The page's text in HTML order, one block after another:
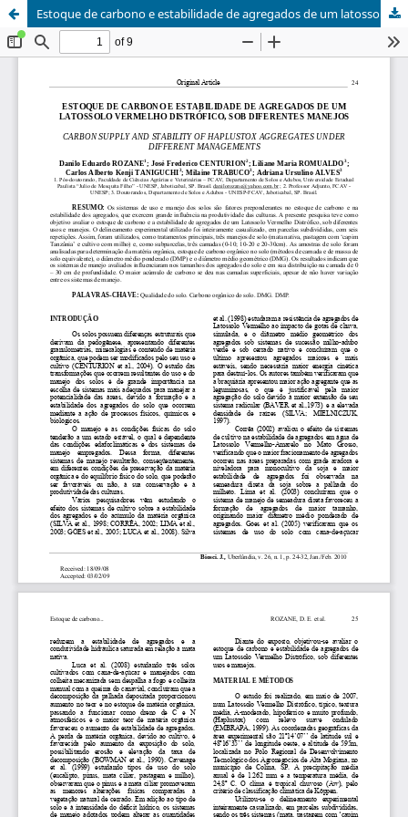
Estoque de carbono e estabilidade de agregados de um latossolo vermelho distrófico, sob diferentes manejos